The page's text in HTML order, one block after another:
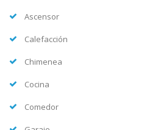
Ascensor
Calefacción
Chimenea
Cocina
Comedor